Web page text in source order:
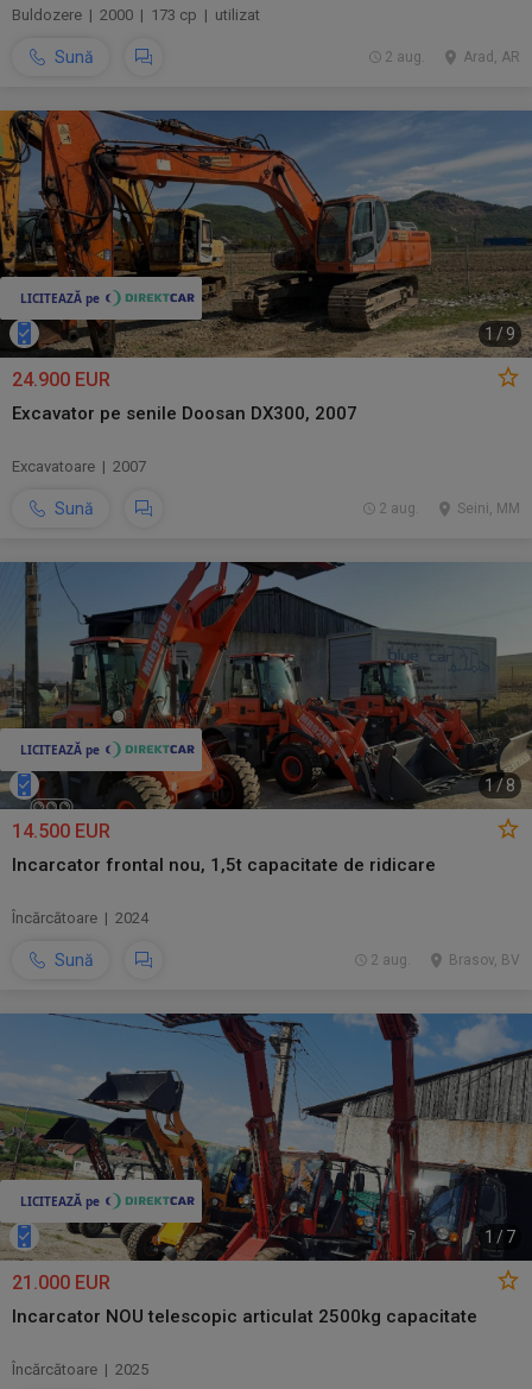
Buldozere | 2000 | 173 cp | utilizat
Sună Arad, AR
2 aug.
1 / 9
24.900 EUR
Excavator pe senile Doosan DX300, 2007
Excavatoare | 2007
Sună Seini, MM
2 aug.
1/ 8
14.500 EUR
Incarcator frontal nou, 1,5t capacitate de ridicare
Încărcătoare | 2024
Sună Brasov, BV
2 aug.
1 / 7
21.000 EUR
Incarcator NOU telescopic articulat 2500kg capacitate
Încărcătoare | 2025